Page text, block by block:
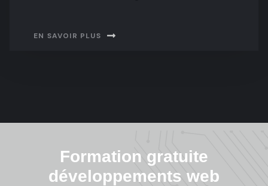
EN SAVOIR PLUS
Formation gratuite
développements web